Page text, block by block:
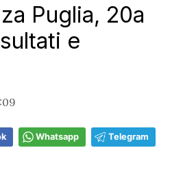
Puglia, 20a
e
Whatsapp Telegram